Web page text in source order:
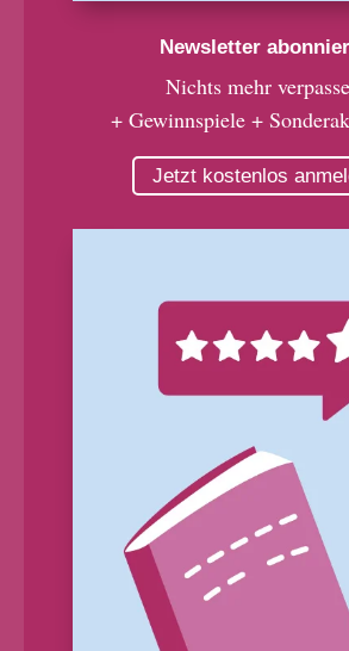
Newsletter
Nichts mehr
+ Gewinnspiele +
Jetzt kostenlos